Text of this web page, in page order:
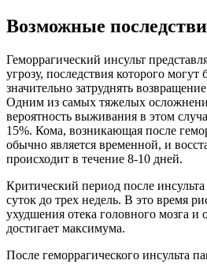
Возможные
Геморрагический инсульт
угрозу, последствия которого
значительно затруднять
Одним из самых тяжелых
вероятность выживания в этом
15%. Кома, возникающая после
обычно является временной, и
происходит в течение 8-10 дней.
Критический период после
суток до трех недель. В это время
ухудшения отека головного мозга и
достигает максимума.
После геморрагического инсульта